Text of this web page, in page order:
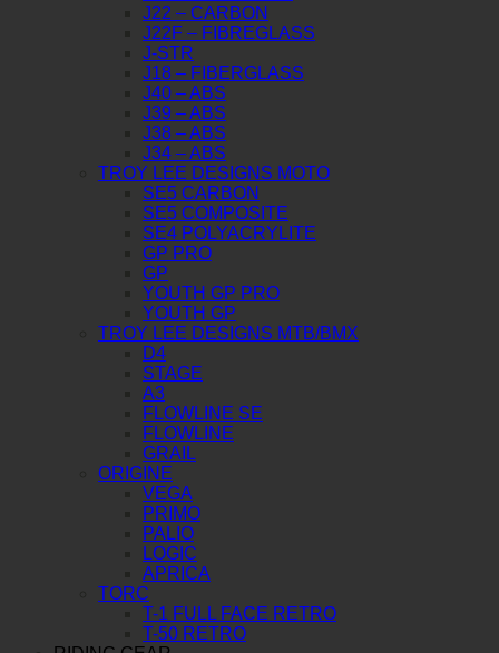
J22 – CARBON
J22F – FIBREGLASS
J-STR
J18 – FIBERGLASS
J40 – ABS
J39 – ABS
J38 – ABS
J34 – ABS
TROY LEE DESIGNS MOTO
SE5 CARBON
SE5 COMPOSITE
SE4 POLYACRYLITE
GP PRO
GP
YOUTH GP PRO
YOUTH GP
TROY LEE DESIGNS MTB/BMX
D4
STAGE
A3
FLOWLINE SE
FLOWLINE
GRAIL
ORIGINE
VEGA
PRIMO
PALIO
LOGIC
APRICA
TORC
T-1 FULL FACE RETRO
T-50 RETRO